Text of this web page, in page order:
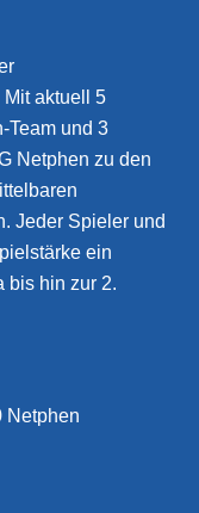
aktuell 5
Team und 3
Netphen zu den
Jeder Spieler und
ein
bis hin zur 2.
Netphen